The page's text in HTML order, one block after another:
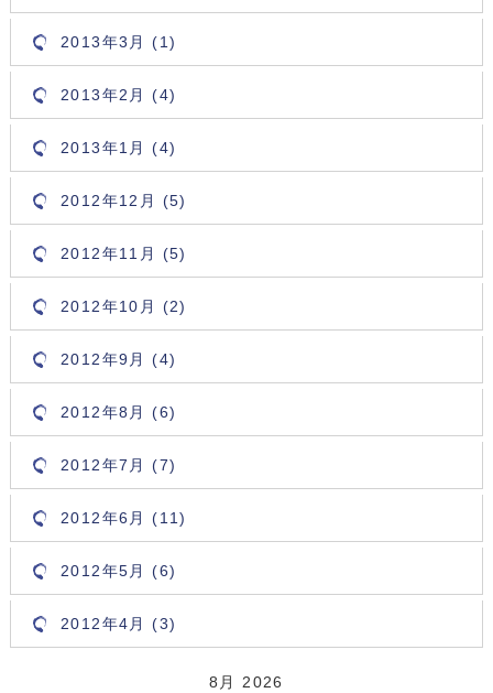
2013年3月 (1)
2013年2月 (4)
2013年1月 (4)
2012年12月 (5)
2012年11月 (5)
2012年10月 (2)
2012年9月 (4)
2012年8月 (6)
2012年7月 (7)
2012年6月 (11)
2012年5月 (6)
2012年4月 (3)
8月 2026